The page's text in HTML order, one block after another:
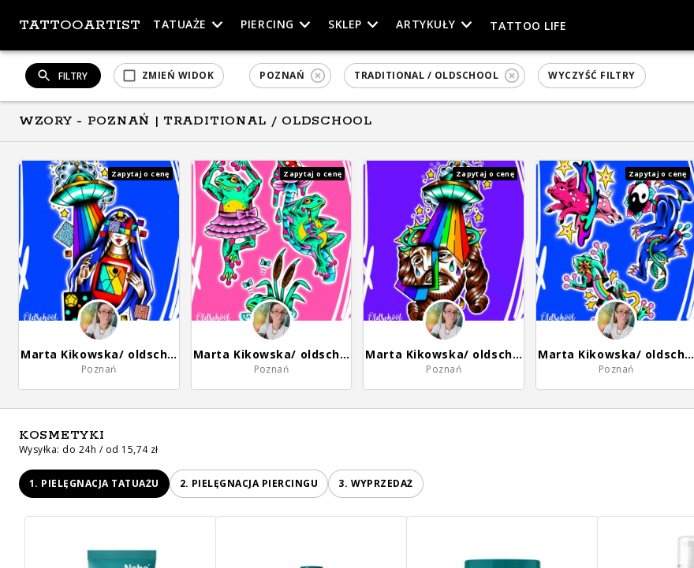
TATTOOARTIST TATUAŻE PIERCING SKLEP ARTYKUŁY TATTOO LIFE
FILTRY ZMIEŃ WIDOK POZNAŃ TRADITIONAL / OLDSCHOOL WYCZYŚĆ FILTRY
WZORY - POZNAŃ | TRADITIONAL / OLDSCHOOL
Zapytaj o cenę
Marta Kikowska/ oldschool.mistress
Poznań
Zapytaj o cenę
Marta Kikowska/ oldschool.mistress
Poznań
Zapytaj o cenę
Marta Kikowska/ oldschool.mistress
Poznań
Zapytaj o cenę
Marta Kikowska/ oldschool.mistress
Poznań
KOSMETYKI
Wysyłka: do 24h / od 15,74 zł
1. PIELĘGNACJA TATUAŻU 2. PIELĘGNACJA PIERCINGU 3. WYPRZEDAŻ